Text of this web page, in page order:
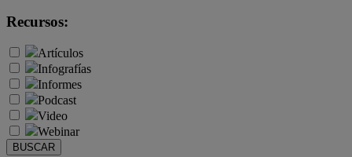
Recursos:
Artículos
Infografías
Informes
Podcast
Video
Webinar
BUSCAR